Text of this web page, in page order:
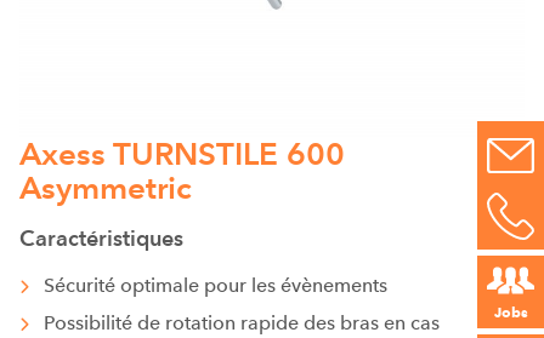
Jobs
Axess TURNSTILE 600
Asymmetric
Caractéristiques
Sécurité optimale pour les évènements
Possibilité de rotation rapide des bras en cas